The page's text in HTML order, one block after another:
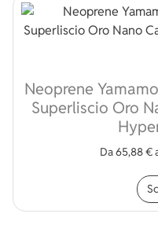
Neoprene
Superliscio Oro
Da65,88€